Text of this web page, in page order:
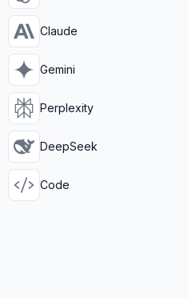
Claude
Gemini
Perplexity
DeepSeek
Code